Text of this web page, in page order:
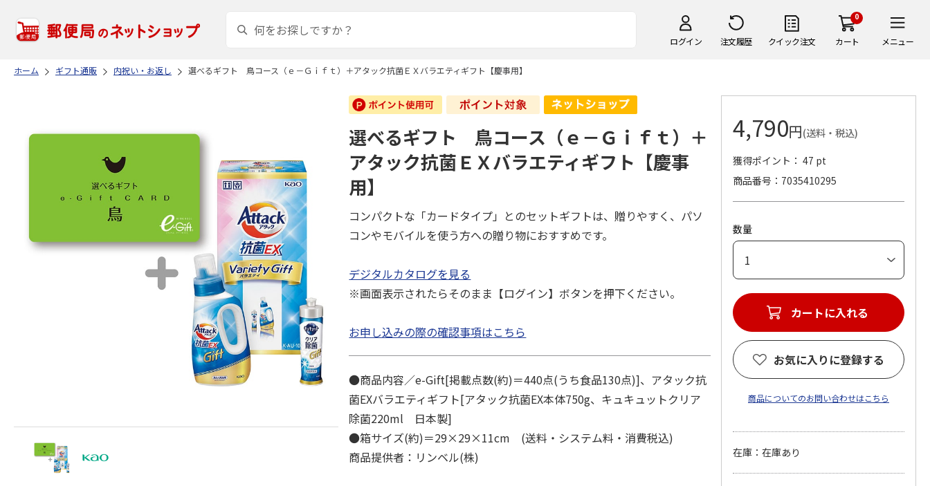
ログイン 注文履歴 クイック注文
0
カート メニュー
ホーム ギフト通販 内祝い・お返し 選べるギフト 鳥コース（ｅ－Ｇｉｆｔ）＋アタック抗菌ＥＸバラエティギフト【慶事用】
選べるギフト 鳥コース（ｅ－Ｇｉｆｔ）＋
アタック抗菌ＥＸバラエティギフト【慶事
用】
コンパクトな「カードタイプ」とのセットギフトは、贈りやすく、パソ
コンやモバイルを使う方への贈り物におすすめです。
デジタルカタログを見る
※画面表示されたらそのまま【ログイン】ボタンを押下ください。
お申し込みの際の確認事項はこちら
●商品内容／e-Gift[掲載点数(約)＝440点(うち食品130点)]、アタック抗
菌EXバラエティギフト[アタック抗菌EX本体750g、キュキュットクリア
除菌220ml 日本製]
●箱サイズ(約)＝29×29×11cm (送料・システム料・消費税込)
商品提供者：リンベル(株)
4,790円(送料・税込)
獲得ポイント： 47 pt
商品番号
7035410295
数量
カートに入れる
お気に入りに登録する
商品についてのお問い合わせはこちら
在庫：在庫あり